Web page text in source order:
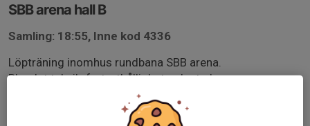
SBB arena hall B
Samling: 18:55, Inne kod 4336
Löpträning inomhus rundbana SBB arena.
Blandat teknik, fart, uthållighet och styrka.